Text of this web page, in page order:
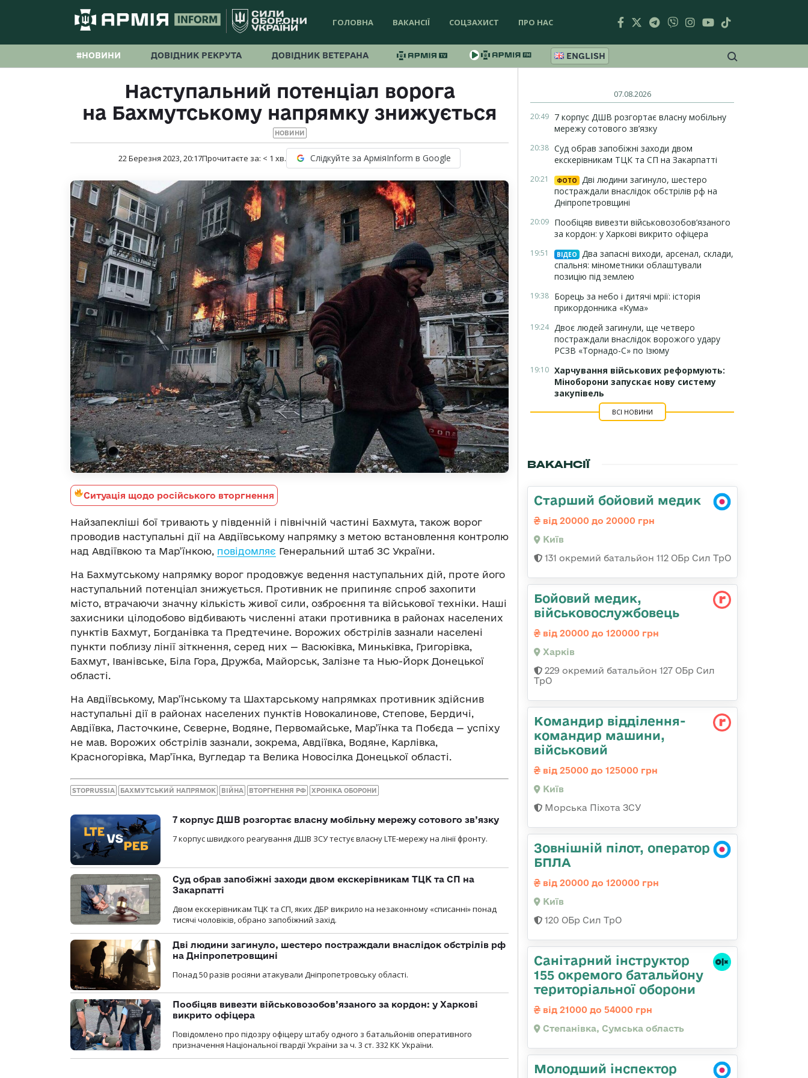
ГОЛОВНА ВАКАНСІЇ СОЦЗАХИСТ ПРО НАС
#НОВИНИ ДОВІДНИК РЕКРУТА ДОВІДНИК ВЕТЕРАНА ENGLISH
Наступальний потенціал ворога
на Бахмутському напрямку знижується
НОВИНИ
22 Березня 2023, 20:17Прочитаєте за: < 1 хв. Слідкуйте за АрміяInform в Google
Ситуація щодо російського вторгнення
Найзапекліші бої тривають у південній і північній частині Бахмута, також ворог
проводив наступальні дії на Авдіївському напрямку з метою встановлення контролю
над Авдіївкою та Мар’їнкою, повідомляє Генеральний штаб ЗС України.
На Бахмутському напрямку ворог продовжує ведення наступальних дій, проте його
наступальний потенціал знижується. Противник не припиняє спроб захопити
місто, втрачаючи значну кількість живої сили, озброєння та військової техніки. Наші
захисники цілодобово відбивають численні атаки противника в районах населених
пунктів Бахмут, Богданівка та Предтечине. Ворожих обстрілів зазнали населені
пункти поблизу лінії зіткнення, серед них — Васюківка, Миньківка, Григорівка,
Бахмут, Іванівське, Біла Гора, Дружба, Майорськ, Залізне та Нью-Йорк Донецької
області.
На Авдіївському, Мар’їнському та Шахтарському напрямках противник здійснив
наступальні дії в районах населених пунктів Новокалинове, Степове, Бердичі,
Авдіївка, Ласточкине, Сєверне, Водяне, Первомайське, Мар’їнка та Побєда — успіху
не мав. Ворожих обстрілів зазнали, зокрема, Авдіївка, Водяне, Карлівка,
Красногорівка, Мар’їнка, Вугледар та Велика Новосілка Донецької області.
STOPRUSSIA БАХМУТСЬКИЙ НАПРЯМОК ВІЙНА ВТОРГНЕННЯ РФ ХРОНІКА ОБОРОНИ
7 корпус ДШВ розгортає власну мобільну мережу сотового зв’язку
7 корпус швидкого реагування ДШВ ЗСУ тестує власну LTE-мережу на лінії фронту.
Суд обрав запобіжні заходи двом екскерівникам ТЦК та СП на
Закарпатті
Двом екскерівникам ТЦК та СП, яких ДБР викрило на незаконному «списанні» понад
тисячі чоловіків, обрано запобіжний захід.
Дві людини загинуло, шестеро постраждали внаслідок обстрілів рф
на Дніпропетровщині
Понад 50 разів росіяни атакували Дніпропетровську області.
Пообіцяв вивезти військовозобов’язаного за кордон: у Харкові
викрито офіцера
Повідомлено про підозру офіцеру штабу одного з батальйонів оперативного
призначення Національної гвардії України за ч. 3 ст. 332 КК України.
07.08.2026
20:49 7 корпус ДШВ розгортає власну мобільну
мережу сотового зв’язку
20:38 Суд обрав запобіжні заходи двом
екскерівникам ТЦК та СП на Закарпатті
20:21 ФОТО
Дві людини загинуло, шестеро
постраждали внаслідок обстрілів рф на
Дніпропетровщині
20:09 Пообіцяв вивезти військовозобов’язаного
за кордон: у Харкові викрито офіцера
19:51 ВІДЕО
Два запасні виходи, арсенал, склади,
спальня: мінометники облаштували
позицію під землею
19:38 Борець за небо і дитячі мрії: історія
прикордонника «Кума»
19:24 Двоє людей загинули, ще четверо
постраждали внаслідок ворожого удару
РСЗВ «Торнадо-С» по Ізюму
19:10 Харчування військових реформують:
Міноборони запускає нову систему
закупівель
ВСІ НОВИНИ
ВАКАНСІЇ
Старший бойовий медик
від 20000 до 20000 грн
Київ
131 окремий батальйон 112 ОБр Сил ТрО
Бойовий медик,
військовослужбовець
від 20000 до 120000 грн
Харків
229 окремий батальйон 127 ОБр Сил
ТрО
Командир відділення-
командир машини,
військовий
від 25000 до 125000 грн
Київ
Морська Піхота ЗСУ
Зовнішній пілот, оператор
БПЛА
від 20000 до 120000 грн
Київ
120 ОБр Сил ТрО
Санітарний інструктор
155 окремого батальйону
територіальної оборони
від 21000 до 54000 грн
Степанівка, Сумська область
Молодший інспектор